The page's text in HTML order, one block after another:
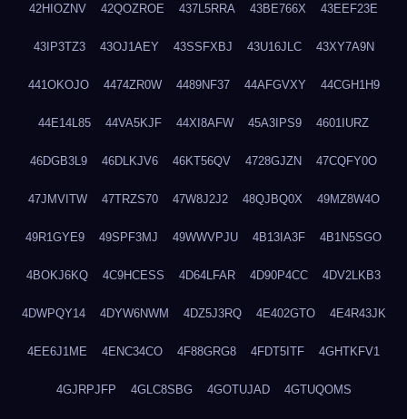
42HIOZNV 42QOZROE 437L5RRA 43BE766X 43EEF23E
43IP3TZ3 43OJ1AEY 43SSFXBJ 43U16JLC 43XY7A9N
441OKOJO 4474ZR0W 4489NF37 44AFGVXY 44CGH1H9
44E14L85 44VA5KJF 44XI8AFW 45A3IPS9 4601IURZ
46DGB3L9 46DLKJV6 46KT56QV 4728GJZN 47CQFY0O
47JMVITW 47TRZS70 47W8J2J2 48QJBQ0X 49MZ8W4O
49R1GYE9 49SPF3MJ 49WWVPJU 4B13IA3F 4B1N5SGO
4BOKJ6KQ 4C9HCESS 4D64LFAR 4D90P4CC 4DV2LKB3
4DWPQY14 4DYW6NWM 4DZ5J3RQ 4E402GTO 4E4R43JK
4EE6J1ME 4ENC34CO 4F88GRG8 4FDT5ITF 4GHTKFV1
4GJRPJFP 4GLC8SBG 4GOTUJAD 4GTUQOMS